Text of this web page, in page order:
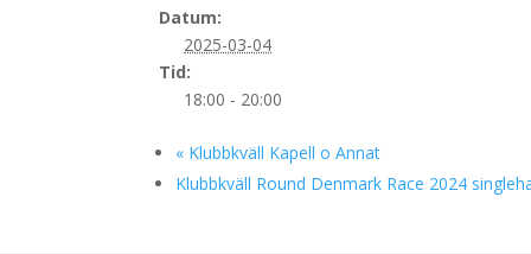
Datum:
2025-03-04
Tid:
18:00 - 20:00
« Klubbkväll Kapell o Annat
Klubbkväll Round Denmark Race 2024